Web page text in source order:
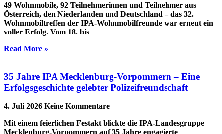
49 Wohnmobile, 92 Teilnehmerinnen und Teilnehmer aus
Österreich, den Niederlanden und Deutschland – das 32.
Wohnmobiltreffen der IPA-Wohnmobilfreunde war erneut ein
voller Erfolg. Vom 18. bis
Read More »
35 Jahre IPA Mecklenburg-Vorpommern – Eine
Erfolgsgeschichte gelebter Polizeifreundschaft
4. Juli 2026 Keine Kommentare
Mit einem feierlichen Festakt blickte die IPA-Landesgruppe
Mecklenburg-Vorpommern auf 35 Jahre engagierte